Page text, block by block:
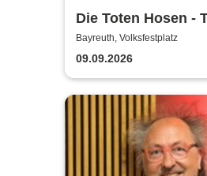
Die Toten Hosen -
Wir müssen gehen
2026
Bayreuth, Volksfestplatz
09.09.2026